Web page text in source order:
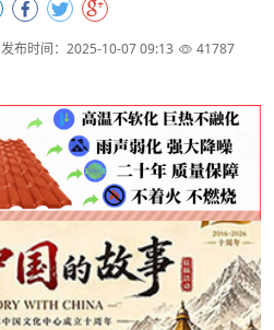
发布时间：2025-10-07 09:13 41787